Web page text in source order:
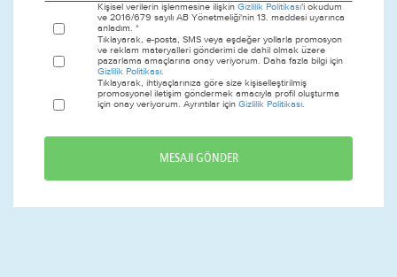
Kişisel verilerin işlenmesine ilişkin Gizlilik Politikası'i okudum
ve 2016/679 sayılı AB Yönetmeliği'nin 13. maddesi uyarınca
anladım. *
Tıklayarak, e-posta, SMS veya eşdeğer yollarla promosyon
ve reklam materyalleri gönderimi de dahil olmak üzere
pazarlama amaçlarına onay veriyorum. Daha fazla bilgi için
Gizlilik Politikası
Tıklayarak, ihtiyaçlarınıza göre size kişiselleştirilmiş
promosyonel iletişim göndermek amacıyla profil oluşturma
için onay veriyorum. Ayrıntılar için Gizlilik Politikası
MESAJI GÖNDER